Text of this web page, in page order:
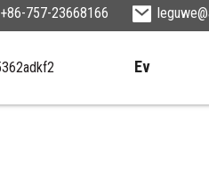
+86-757-23668166
Ev